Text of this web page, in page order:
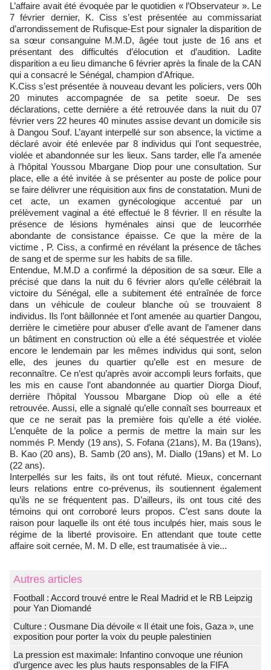
L’affaire avait été évoquée par le quotidien « l’Observateur ». Le
7 février dernier, K. Ciss s’est présentée au commissariat
d’arrondissement de Rufisque-Est pour signaler la disparition de
sa sœur consanguine M.M.D, âgée tout juste de 16 ans et
présentant des difficultés d’élocution et d’audition. Ladite
disparition a eu lieu dimanche 6 février après la finale de la CAN
qui a consacré le Sénégal, champion d'Afrique.
K.Ciss s’est présentée à nouveau devant les policiers, vers 00h
20 minutes accompagnée de sa petite soeur. De ses
déclarations, cette dernière a été retrouvée dans la nuit du 07
février vers 22 heures 40 minutes assise devant un domicile sis
à Dangou Souf. L’ayant interpellé sur son absence, la victime a
déclaré avoir été enlevée par 8 individus qui l’ont sequestrée,
violée et abandonnée sur les lieux. Sans tarder, elle l’a amenée
à l’hôpital Youssou Mbargane Diop pour une consultation. Sur
place, elle a été invitée à se présenter au poste de police pour
se faire délivrer une réquisition aux fins de constatation. Muni de
cet acte, un examen gynécologique accentué par un
prélèvement vaginal a été effectué le 8 février. Il en résulte la
présence de lésions hyménales ainsi que de leucorrhée
abondante de consistance épaisse. Ce que la mère de la
victime , P. Ciss, a confirmé en révélant la présence de tâches
de sang et de sperme sur les habits de sa fille.
Entendue, M.M.D a confirmé la déposition de sa sœur. Elle a
précisé que dans la nuit du 6 février alors qu’elle célébrait la
victoire du Sénégal, elle a subitement été entraînée de force
dans un véhicule de couleur blanche où se trouvaient 8
individus. Ils l’ont bâillonnée et l’ont amenée au quartier Dangou,
derrière le cimetière pour abuser d’elle avant de l’amener dans
un bâtiment en construction où elle a été séquestrée et violée
encore le lendemain par les mêmes individus qui sont, selon
elle, des jeunes du quartier qu’elle est en mesure de
reconnaître. Ce n’est qu’après avoir accompli leurs forfaits, que
les mis en cause l’ont abandonnée au quartier Diorga Diouf,
derrière l’hôpital Youssou Mbargane Diop où elle a été
retrouvée. Aussi, elle a signalé qu’elle connaît ses bourreaux et
que ce ne serait pas la première fois qu’elle a été violée.
L’enquête de la police a permis de mettre la main sur les
nommés P. Mendy (19 ans), S. Fofana (21ans), M. Ba (19ans),
B. Kao (20 ans), B. Samb (20 ans), M. Diallo (19ans) et M. Lo
(22 ans).
Interpellés sur les faits, ils ont tout réfuté. Mieux, concernant
leurs relations entre co-prévenus, ils soutiennent également
qu’ils ne se fréquentent pas. D’ailleurs, ils ont tous cité des
témoins qui ont corroboré leurs propos. C’est sans doute la
raison pour laquelle ils ont été tous inculpés hier, mais sous le
régime de la liberté provisoire. En attendant que toute cette
affaire soit cernée, M. M. D elle, est traumatisée à vie...
Autres articles
Football : Accord trouvé entre le Real Madrid et le RB Leipzig
pour Yan Diomandé
Culture : Ousmane Dia dévoile « Il était une fois, Gaza », une
exposition pour porter la voix du peuple palestinien
La pression est maximale: Infantino convoque une réunion
d’urgence avec les plus hauts responsables de la FIFA